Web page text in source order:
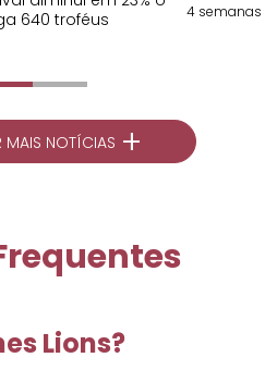
640 troféus
4 semanas
MAIS NOTÍCIAS +
Lions?